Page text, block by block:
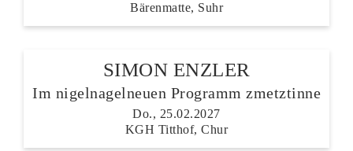
Bärenmatte, Suhr
SIMON ENZLER
Im nigelnagelneuen Programm zmetztinne
Do., 25.02.2027
KGH Titthof, Chur